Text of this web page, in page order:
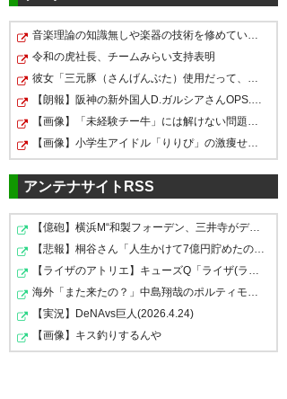
U-名無しさん 2023/06/25(日) 21:29:43 1nRa0QeF0
勝てるチャンスも十分あった
0631 U-名無しさん2023/06/25(日) 21:53:53 MLypYnib0
残留まであと3勝
この勝ち点1が3になるようなチームにな
らないと上には行けないね
まあ相手を考慮するとしぶとく勝ち点1拾
えたのは残留に向けて大きい
しみじみ清水エスパルス 2335
https://ikura.2ch.sc/test/read.cgi/soccer/168695
8919
708
どうせ乾次節出られないんだから最後まで出してほ
しかった
U-名無しさん 2023/06/25(日) 21:29:32 hq4F4GPu0
アウェイで追いついての勝ち点1は上出来
U-名無しさん 2023/06/25(日) 21:29:36 BQVJtJrmM
両方チームとも気持ちが見えた良い試合だった
これだからJ2は楽しい
713U-名無しさん2023/06/25(日) 21:29:46 Vv4MfTUYM
音楽理論の知識無しや楽器の技術を修めていない人の音楽
令和の虎社長、チームみらい支持表明
彼女「三元豚（さんげんぶた）使用だって、美味しそうだ…
【朗報】阪神の新外国人D.ガルシアさんOPS.966のwRC+188w…
【画像】「未経験チー牛」には解けない問題がこれｗｗｗｗ
【画像】小学生アイドル「りりぴ」の激痩せダンス動画に…
アンテナサイトRSS
【億砲】横浜M“和製フォーデン、三井寺がデビューｗｗｗ…
【悲報】桐谷さん「人生かけて7億円貯めたのにガンで死ぬ…
【ライザのアトリエ】キューズQ「ライザ(ライザリン・シ…
海外「また来たの？」中島翔哉のポルティモネンセ電撃復…
【実況】DeNAvs巨人(2026.4.24)
【画像】キス釣りするんや